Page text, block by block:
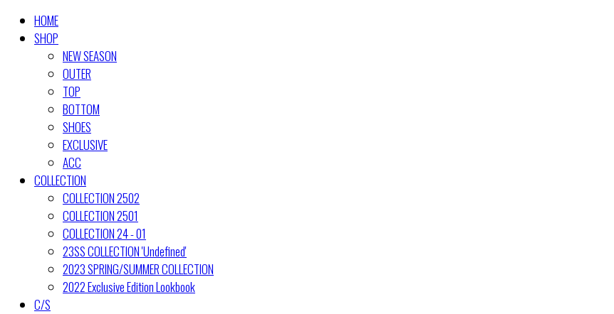
HOME
SHOP
NEW SEASON
OUTER
TOP
BOTTOM
SHOES
EXCLUSIVE
ACC
COLLECTION
COLLECTION 2502
COLLECTION 2501
COLLECTION 24 - 01
23SS COLLECTION 'Undefined'
2023 SPRING/SUMMER COLLECTION
2022 Exclusive Edition Lookbook
C/S